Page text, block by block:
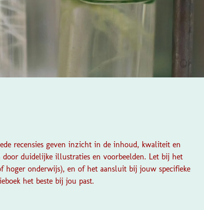
recensies geven inzicht in de inhoud, kwaliteit en
duidelijke illustraties en voorbeelden. Let bij het
hoger onderwijs), en of het aansluit bij jouw specifieke
het beste bij jou past.